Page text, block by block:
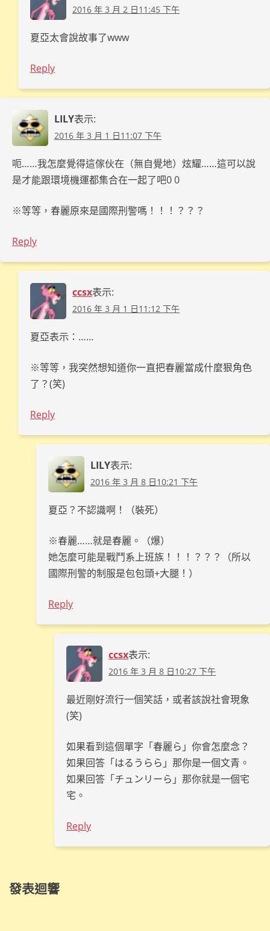
2016 年 3 月 2 日11:45 下午
夏亞太會說故事了www
Reply
LILY表示:
2016 年 3 月 1 日11:07 下午
呃……我怎麼覺得這傢伙在（無自覺地）炫耀……這可以說
是才能跟環境機運都集合在一起了吧0 0
※等等，春麗原來是國際刑警嗎！！！？？？
Reply
ccsx表示:
2016 年 3 月 1 日11:12 下午
夏亞表示：……
※等等，我突然想知道你一直把春麗當成什麼狠角色
了？(笑)
Reply
LILY表示:
2016 年 3 月 8 日10:21 下午
夏亞？不認識啊！（裝死）
※春麗……就是春麗。（爆）
她怎麼可能是戰鬥系上班族！！！？？？（所以
國際刑警的制服是包包頭+大腿！）
Reply
ccsx表示:
2016 年 3 月 8 日10:27 下午
最近剛好流行一個笑話，或者該說社會現象
(笑)
如果看到這個單字「春麗ら」你會怎麼念？
如果回答「はるうらら」那你是一個文青。
如果回答「チュンリーら」那你就是一個宅
宅。
Reply
發表迴響